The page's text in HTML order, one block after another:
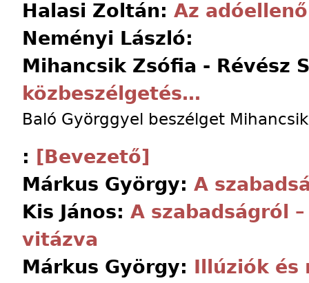
Halasi Zoltán: Az
Neményi László:
Mihancsik Zsófia - Révész
közbeszélgetés…
Baló Györggyel beszélget
: [Bevezető]
Márkus György: A
Kis János: A szabadságról
vitázva
Márkus György: Illúziók és